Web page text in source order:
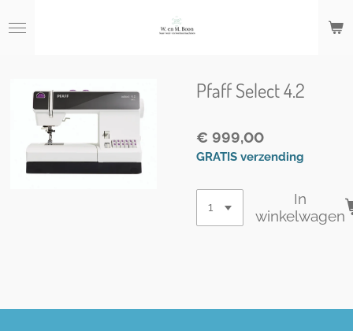
direct
Pfaff Select 4.2
€ 999,00
GRATIS verzending
In
winkelwagen